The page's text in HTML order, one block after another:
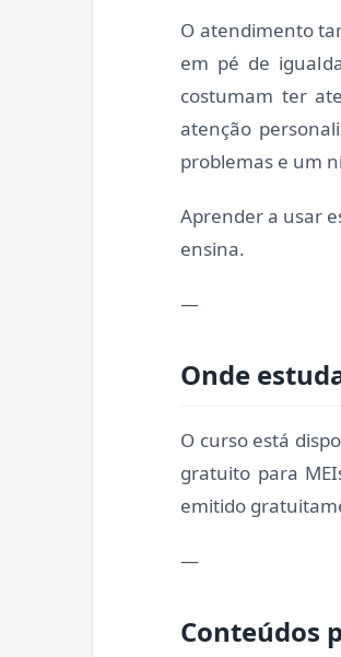
O atendimento
em pé de
costumam ter
atenção
problemas e um
Aprender a usar
ensina.
—
Onde
O curso está
gratuito para
emitido
—
Conteúdos